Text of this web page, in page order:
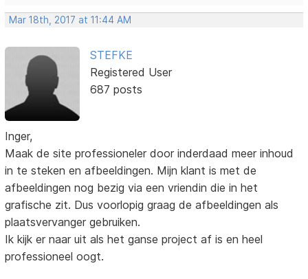
Mar 18th, 2017 at 11:44 AM
STEFKE
Registered User
687 posts
Inger,
Maak de site professioneler door inderdaad meer inhoud
in te steken en afbeeldingen. Mijn klant is met de
afbeeldingen nog bezig via een vriendin die in het
grafische zit. Dus voorlopig graag de afbeeldingen als
plaatsvervanger gebruiken.
Ik kijk er naar uit als het ganse project af is en heel
professioneel oogt.